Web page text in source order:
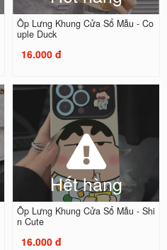
Ốp Lưng Khung Cửa Sổ Mẫu - Co
uple Duck
16.000 đ
Hết hàng
Ốp Lưng Khung Cửa Sổ Mẫu - Shi
n Cute
16.000 đ